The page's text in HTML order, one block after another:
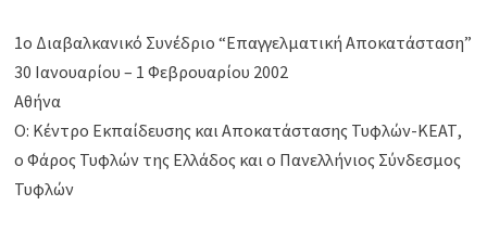
1ο Διαβαλκανικό Συνέδριο “Επαγγελματική Αποκατάσταση”
30 Ιανουαρίου – 1 Φεβρουαρίου 2002
Αθήνα
Ο: Κέντρο Εκπαίδευσης και Αποκατάστασης Τυφλών-ΚΕΑΤ,
ο Φάρος Τυφλών της Ελλάδος και ο Πανελλήνιος Σύνδεσμος
Τυφλών